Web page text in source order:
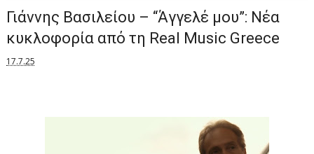
Γιάννης Βασιλείου – “Άγγελέ μου”: Νέα
κυκλοφορία από τη Real Music Greece
17.7.25